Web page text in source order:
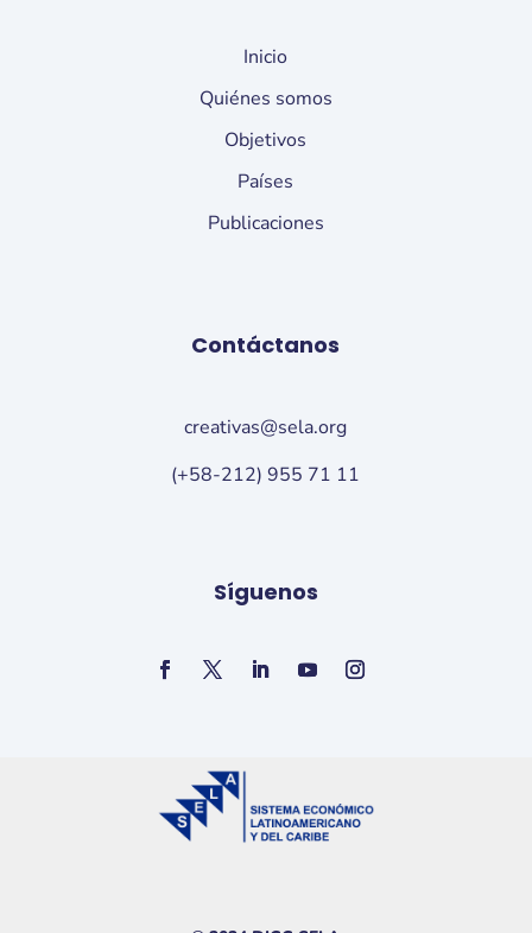
Inicio
Quiénes somos
Objetivos
Países
Publicaciones
Contáctanos
creativas@sela.org
(+58-212) 955 71 11
Síguenos